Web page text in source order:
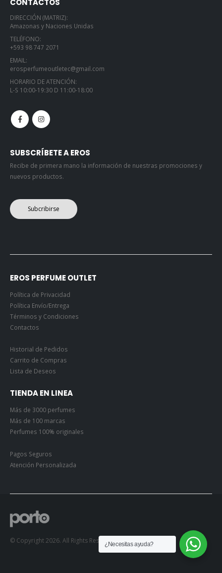
DIRECCIÓN (MATRIZ):
Amazonas y Naciones Unidas
TELÉFONO:
+593 98 747 2071
erosperfumeoutletec@gmail.com
HORARIO DE ATENCIÓN:
L-S 10:00-19:30 D 11:00-18:00
SUBSCRÍBETE A EROS
nuevos productos.
Subcribirse
EROS PERFUME OUTLET
Términos y Condiciones
Contactos
Lista de Deseos
TIENDA EN LINEA
Más de 3000 perfumes
Más de 100 marcas
Perfumes 100% originales
Atención Personalizada
© Copyright 2026. All Rights Reserved.
¿Necesitas ayuda?